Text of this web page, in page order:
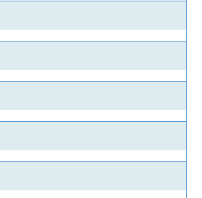
会社検索
プレゼント紹介
ログイン